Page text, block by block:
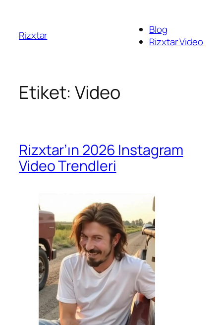
Rizxtar
Blog
Rizxtar Video
Etiket:Video
Rizxtar’ın 2026 Instagram
Video Trendleri